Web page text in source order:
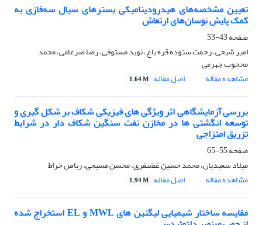
تعیین مشخصه‌های هیدرودینامیکی بسترهای سیال سه‌فازی به
کمک پایش نوسان‌های ارتعاش
صفحه43-53
امیر شیخی، رحمت ستوده قره باغ، نوید مستوفی، رضا ضرغامی، محمد
محجوب جهرمی
مشاهده مقاله
اصل مقاله 1.64 M
بررسی آزمایشگاهی اثر ویژگی های فیزیکی شکاف بر شکل گیری و
توسعه انگشتی ها در مخازن نفت سنگین شکاف دار در شرایط
تزریق امتزاجی
صفحه55-65
میلاد سعیدیان، محمد حسین غضنفری، محسن مسیحی، ریاض خراط
مشاهده مقاله
اصل مقاله 1.94 M
مقایسه ساختار شیمیایی لیگنین های MWL و EL استخراج شده